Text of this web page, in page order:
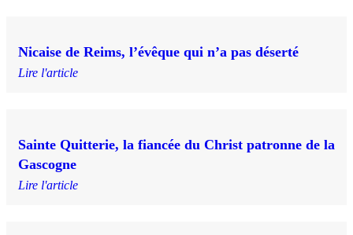
Nicaise de Reims, l’évêque qui n’a pas déserté
Lire l'article
Sainte Quitterie, la fiancée du Christ patronne de la
Gascogne
Lire l'article